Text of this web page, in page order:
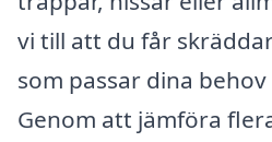
vi till att du får
som passar dina
Genom att jämföra